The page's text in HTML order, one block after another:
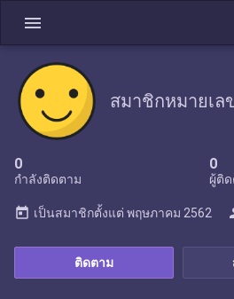
menu
สมาชิกหมายเล
0
กำลังติดตาม
0
ผู้ติ
ติดตาม
today เป็นสมาชิกตั้งแต่ พฤษภาคม 2562